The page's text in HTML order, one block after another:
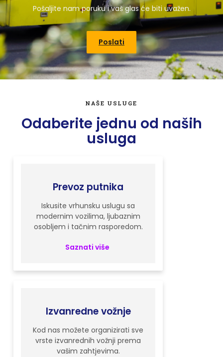
Pošaljite nam poruku i vaš glas će biti uvažen.
Poslati
NAŠE USLUGE
Odaberite jednu od naših
usluga
Prevoz putnika
Iskusite vrhunsku uslugu sa
modernim vozilima, ljubaznim
osobljem i tačnim rasporedom.
Saznati više
Izvanredne vožnje
Kod nas možete organizirati sve
vrste izvanrednih vožnji prema
vašim zahtjevima.